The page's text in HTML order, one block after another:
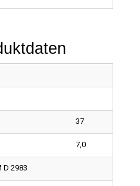
37
7,0
D 2983